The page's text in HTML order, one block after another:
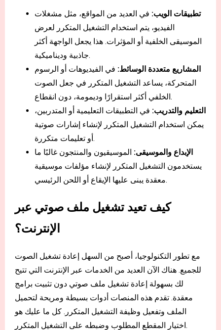
تطبيقات الويب: في العديد من المواقع، مثل مشغلات
الفيديو، يتم استخدام التشغيل المتكرر لعرض
الموسيقى الخلفية أو المؤثرات. هذا يجعل الواجهة أكثر
جاذبية وديناميكية.
المشاريع متعددة الوسائط: في الفيديوهات أو الرسوم
المتحركة، يساعد التشغيل المتكرر في جعل الصوت
الخلفي أكثر استقرارًا وديمومة، دون انقطاع.
التعليم والتدريب: في التطبيقات التعليمية أو المتدربين،
يمكن استخدام التشغيل المتكرر لإنشاء إشارات صوتية
أو تعليمات متكررة.
الإبداع والموسيقى: الموسيقيون والمنتجون غالبًا ما
يستخدمون التشغيل المتكرر لإنشاء مؤلفات موسيقية
معقدة يبنى عليها الإيقاع أو اللحن الرئيسي.
كيف تعيد تشغيل ملف صوتي عبر
الإنترنت؟
مع تطور التكنولوجيا، أصبح من السهل إعادة تشغيل الصوت
للجميع. هناك الآن العديد من الخدمات عبر الإنترنت التي تتيح
لك بسهولة إعادة تشغيل ملف صوتي دون تثبيت برامج
معقدة. تقدم هذه المنصات أدوات بسيطة ومريحة لتحميل
الملف وتفعيل وظيفة التشغيل المتكرر. كل ما عليك هو
اختيار المقطع المطلوب وضبطه على التشغيل المتكرر.